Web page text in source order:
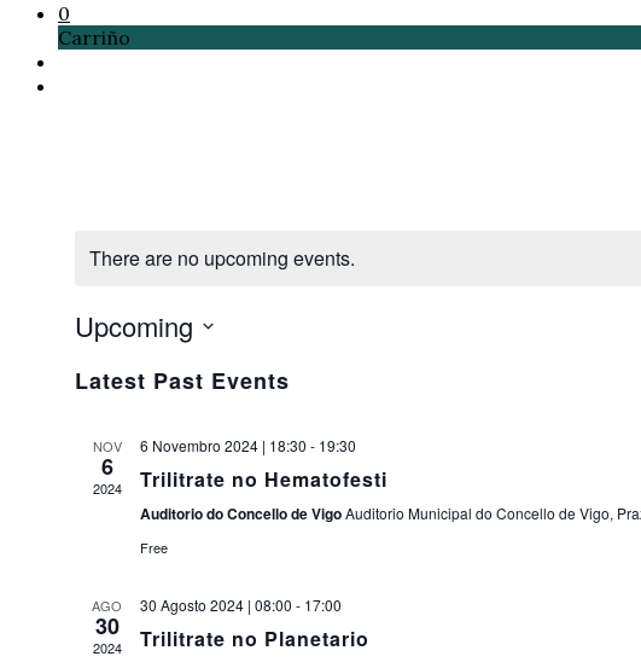
0
Carriño
There are no upcoming events.
Upcoming
date.
Latest Past Events
NOV
6
2024
6 Novembro 2024 | 18:30 - 19:30
Trilitrate no Hematofesti
Auditorio do Concello de VigoAuditorio Municipal do Concello de Vigo,
Free
AGO
30
2024
30 Agosto 2024 | 08:00 - 17:00
Trilitrate no Planetario